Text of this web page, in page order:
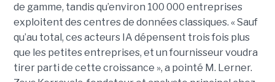
de gamme, tandis qu’environ 100 000 entreprises
exploitent des centres de données classiques. « Sauf
qu’au total, ces acteurs IA dépensent trois fois plus
que les petites entreprises, et un fournisseur voudra
tirer parti de cette croissance », a pointé M. Lerner.